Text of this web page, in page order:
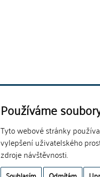
Používáme
Tyto webové stránky
vylepšení uživatelského
zdroje návštěvnosti.